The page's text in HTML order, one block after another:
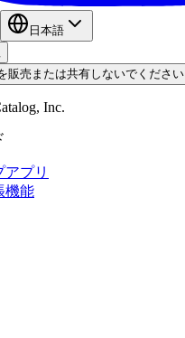
日本語
販売または共有しないでください
Inc.
アプリ
機能